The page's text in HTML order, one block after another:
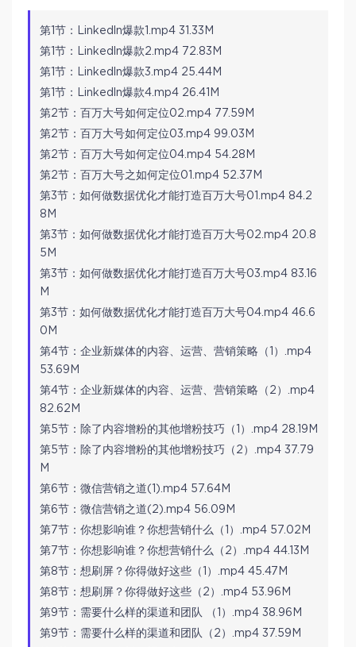
第1节：Linkedln爆款1.mp4 31.33M
第1节：Linkedln爆款2.mp4 72.83M
第1节：Linkedln爆款3.mp4 25.44M
第1节：Linkedln爆款4.mp4 26.41M
第2节：百万大号如何定位02.mp4 77.59M
第2节：百万大号如何定位03.mp4 99.03M
第2节：百万大号如何定位04.mp4 54.28M
第2节：百万大号之如何定位01.mp4 52.37M
第3节：如何做数据优化才能打造百万大号01.mp4 84.2
8M
第3节：如何做数据优化才能打造百万大号02.mp4 20.8
5M
第3节：如何做数据优化才能打造百万大号03.mp4 83.16
M
第3节：如何做数据优化才能打造百万大号04.mp4 46.6
0M
第4节：企业新媒体的内容、运营、营销策略（1）.mp4
53.69M
第4节：企业新媒体的内容、运营、营销策略（2）.mp4
82.62M
第5节：除了内容增粉的其他增粉技巧（1）.mp4 28.19M
第5节：除了内容增粉的其他增粉技巧（2）.mp4 37.79
M
第6节：微信营销之道(1).mp4 57.64M
第6节：微信营销之道(2).mp4 56.09M
第7节：你想影响谁？你想营销什么（1）.mp4 57.02M
第7节：你想影响谁？你想营销什么（2）.mp4 44.13M
第8节：想刷屏？你得做好这些（1）.mp4 45.47M
第8节：想刷屏？你得做好这些（2）.mp4 53.96M
第9节：需要什么样的渠道和团队 （1）.mp4 38.96M
第9节：需要什么样的渠道和团队（2）.mp4 37.59M